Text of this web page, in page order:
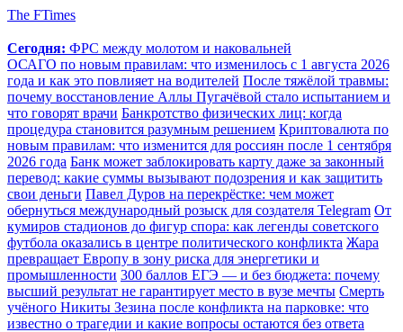
The FTimes
Сегодня: ФРС между молотом и наковальней
ОСАГО по новым правилам: что изменилось с 1 августа 2026
года и как это повлияет на водителей После тяжёлой травмы:
почему восстановление Аллы Пугачёвой стало испытанием и
что говорят врачи Банкротство физических лиц: когда
процедура становится разумным решением Криптовалюта по
новым правилам: что изменится для россиян после 1 сентября
2026 года Банк может заблокировать карту даже за законный
перевод: какие суммы вызывают подозрения и как защитить
свои деньги Павел Дуров на перекрёстке: чем может
обернуться международный розыск для создателя Telegram От
кумиров стадионов до фигур спора: как легенды советского
футбола оказались в центре политического конфликта Жара
превращает Европу в зону риска для энергетики и
промышленности 300 баллов ЕГЭ — и без бюджета: почему
высший результат не гарантирует место в вузе мечты Смерть
учёного Никиты Зезина после конфликта на парковке: что
известно о трагедии и какие вопросы остаются без ответа